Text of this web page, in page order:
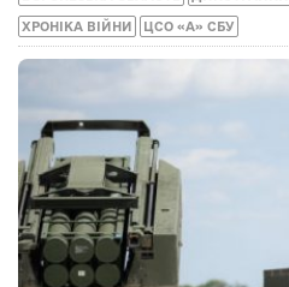
ХРОНІКА ВІЙНИ ЦСО «А» СБУ